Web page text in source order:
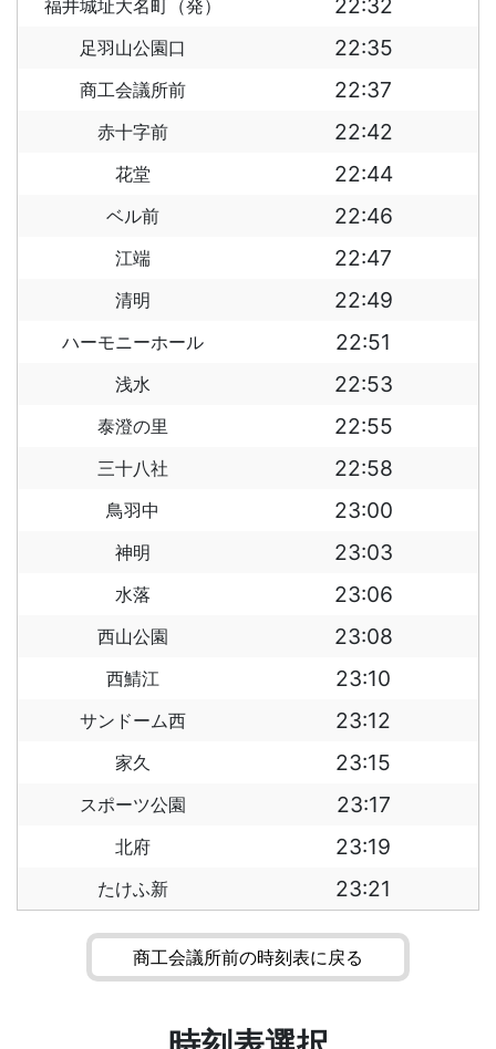
福井城址大名町（発） 22:32
足羽山公園口 22:35
商工会議所前 22:37
赤十字前 22:42
花堂 22:44
ベル前 22:46
江端 22:47
清明 22:49
ハーモニーホール 22:51
浅水 22:53
泰澄の里 22:55
三十八社 22:58
鳥羽中 23:00
神明 23:03
水落 23:06
西山公園 23:08
西鯖江 23:10
サンドーム西 23:12
家久 23:15
スポーツ公園 23:17
北府 23:19
たけふ新 23:21
商工会議所前の時刻表に戻る